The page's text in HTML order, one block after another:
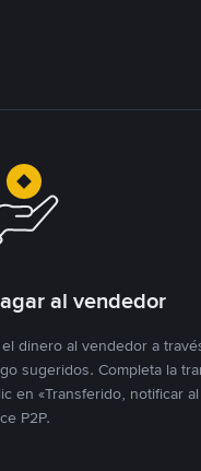
al vendedor
el dinero al vendedor a
sugeridos. Completa la
en «Transferido, notificar
P2P.